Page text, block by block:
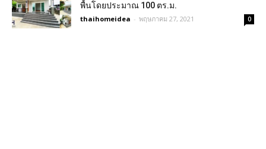
พื้นโดยประมาณ 100 ตร.ม.
thaihomeidea - พฤษภาคม 27, 2021 0